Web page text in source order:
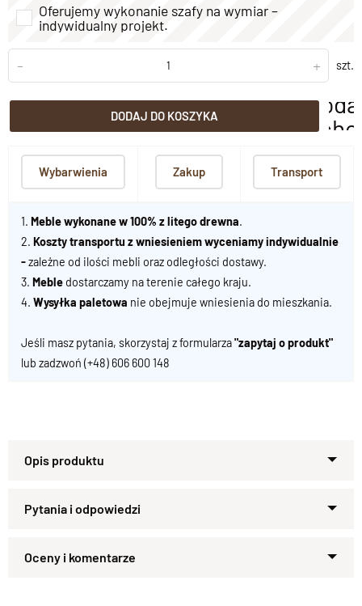
Oferujemy wykonanie szafy na wymiar –
indywidualny projekt.
- + szt.
DODAJ DO KOSZYKA
Wybarwienia Zakup Transport
1. Meble wykonane w 100% z litego drewna.
2. Koszty transportu z wniesieniem wyceniamy indywidualnie
-zależne od ilości mebli oraz odległości dostawy.
3. Meble dostarczamy na terenie całego kraju.
4. Wysyłka paletowa nie obejmuje wniesienia do mieszkania.
Jeśli masz pytania, skorzystaj z formularza"zapytaj o produkt"
lub zadzwoń (+48) 606 600 148
doskonałe połączenieręcznego rzemiosła
palisandrowego, szafa o szerokości
Zapytaj o produkt